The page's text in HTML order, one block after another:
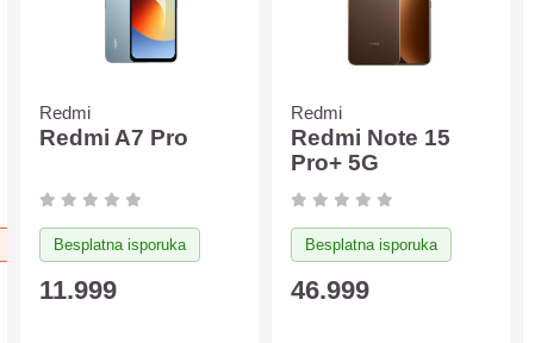
Redmi
Redmi A7 Pro
Besplatna isporuka
11.999
Redmi
Redmi Note 15
Pro+ 5G
Besplatna isporuka
46.999